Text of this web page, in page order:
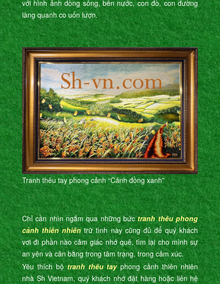
với hình ảnh dòng sông, bến nước, con đò, con đường
làng quanh co uốn lượn.
Tranh thêu tay phong cảnh “Cánh đồng xanh”
Chỉ cần nhìn ngắm qua những bứctranh thêu phong
cảnh thiên nhiêntrữ tình này cũng đủ để quý khách
vơi đi phần nào cảm giác nhớ quê, tìm lại cho mình sự
an yên và cân bằng trong tâm trạng, trong cảm xúc.
Yêu thích bộtranh thêu tayphong cảnh thiên nhiên
nhà Sh Vietnam, quý khách nhớ đặt hàng hoặc liên hệ